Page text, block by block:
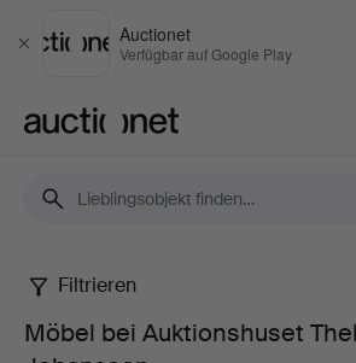
Schließen
Auctionet
Verfügbar auf Google Play
Möbel
Filtrieren
Möbel bei Auktionshuset